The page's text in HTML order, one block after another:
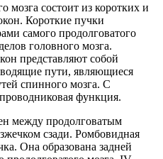
мозга состоит из коротких и
Короткие пучки
самого продолговатого
головного мозга.
представляют собой
пути, являющиеся
спинного мозга. С
функция.
между продолговатым
сзади. Ромбовидная
Она образована задней